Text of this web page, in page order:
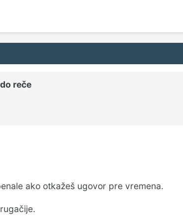
reče
ako otkažeš ugovor pre vremena.